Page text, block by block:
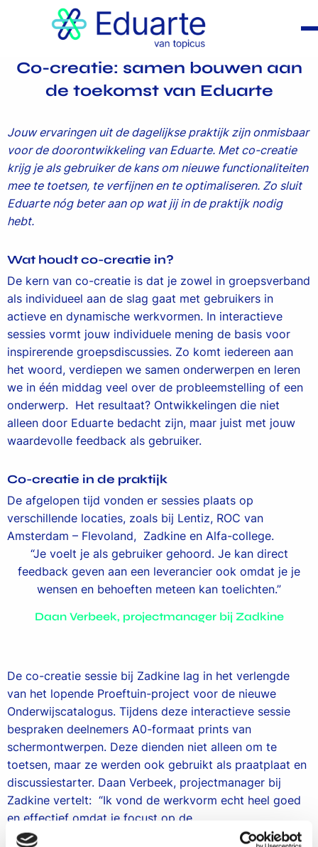
Co-creatie: samen bouwen aan
de toekomst van Eduarte
Jouw ervaringen uit de dagelijkse praktijk zijn onmisbaar
voor de doorontwikkeling van Eduarte. Met co-creatie
krijg je als gebruiker de kans om nieuwe functionaliteiten
mee te toetsen, te verfijnen en te optimaliseren. Zo sluit
Eduarte nóg beter aan op wat jij in de praktijk nodig
hebt.
Wat houdt co-creatie in?
De kern van co-creatie is dat je zowel in groepsverband
als individueel aan de slag gaat met gebruikers in
actieve en dynamische werkvormen. In interactieve
sessies vormt jouw individuele mening de basis voor
inspirerende groepsdiscussies. Zo komt iedereen aan
het woord, verdiepen we samen onderwerpen en leren
we in één middag veel over de probleemstelling of een
onderwerp. Het resultaat? Ontwikkelingen die niet
alleen door Eduarte bedacht zijn, maar juist met jouw
waardevolle feedback als gebruiker.
Co-creatie in de praktijk
De afgelopen tijd vonden er sessies plaats op
verschillende locaties, zoals bij Lentiz, ROC van
Amsterdam – Flevoland, Zadkine en Alfa-college.
“Je voelt je als gebruiker gehoord. Je kan direct
feedback geven aan een leverancier ook omdat je je
wensen en behoeften meteen kan toelichten.”
Daan Verbeek, projectmanager bij Zadkine
De co-creatie sessie bij Zadkine lag in het verlengde
van het lopende Proeftuin-project voor de nieuwe
Onderwijscatalogus. Tijdens deze interactieve sessie
bespraken deelnemers A0-formaat prints van
schermontwerpen. Deze dienden niet alleen om te
toetsen, maar ze werden ook gebruikt als praatplaat en
discussiestarter. Daan Verbeek, projectmanager bij
Zadkine vertelt: “Ik vond de werkvorm echt heel goed
en effectief omdat je focust op de
gebruiksvriendelijkheid en duidelijkheid van de